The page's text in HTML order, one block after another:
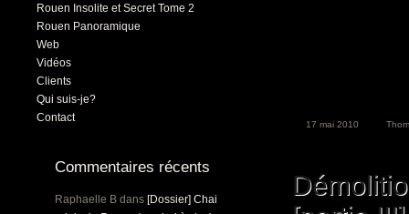
Rouen Insolite et Secret Tome 2
Rouen Panoramique
Web
Vidéos
Clients
Qui suis-je?
Contact
Commentaires récents
Raphaelle B dans [Dossier] Chai
17 mai 2010